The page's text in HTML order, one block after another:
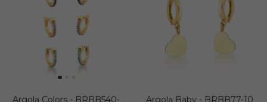
Argola Colors - BRBB540-
Argola Baby - BRBB77-10